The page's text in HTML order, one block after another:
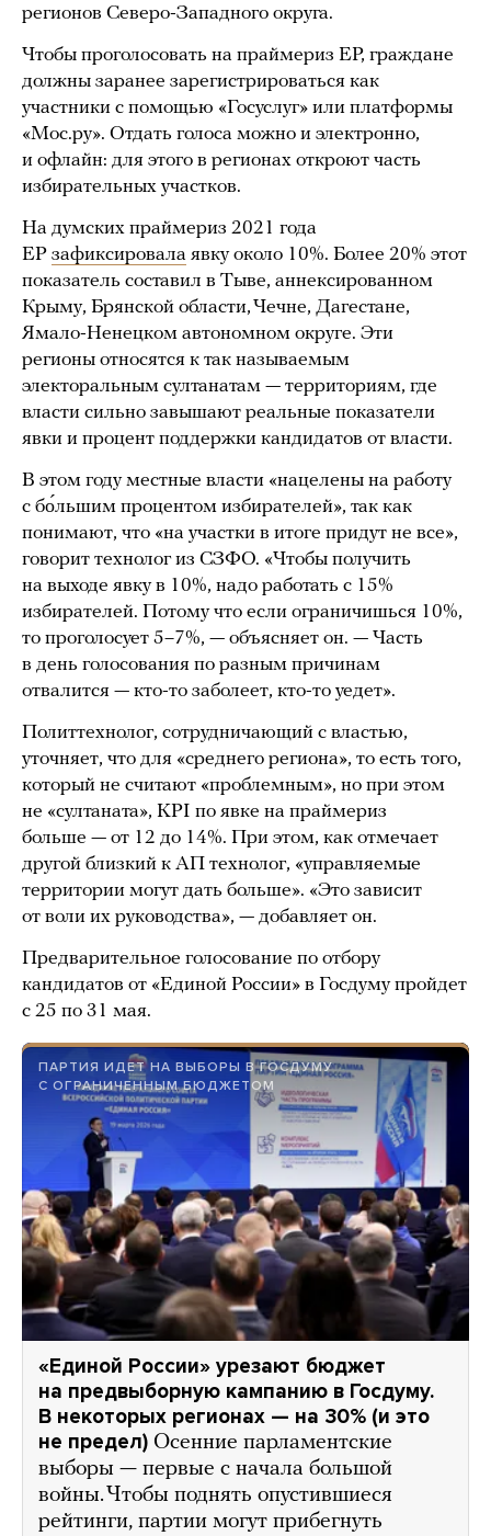
регионов Северо-Западного округа.
Чтобы проголосовать на праймериз ЕР, граждане
должны заранее зарегистрироваться как
участники с помощью «Госуслуг» или платформы
«Мос.ру». Отдать голоса можно и электронно,
и офлайн: для этого в регионах откроют часть
избирательных участков.
На думских праймериз 2021 года
ЕР зафиксировала явку около 10%. Более 20% этот
показатель составил в Тыве, аннексированном
Крыму, Брянской области, Чечне, Дагестане,
Ямало-Ненецком автономном округе. Эти
регионы относятся к так называемым
электоральным султанатам — территориям, где
власти сильно завышают реальные показатели
явки и процент поддержки кандидатов от власти.
В этом году местные власти «нацелены на работу
с бо́льшим процентом избирателей», так как
понимают, что «на участки в итоге придут не все»,
говорит технолог из СЗФО. «Чтобы получить
на выходе явку в 10%, надо работать с 15%
избирателей. Потому что если ограничишься 10%,
то проголосует 5–7%, — объясняет он. — Часть
в день голосования по разным причинам
отвалится — кто-то заболеет, кто-то уедет».
Политтехнолог, сотрудничающий с властью,
уточняет, что для «среднего региона», то есть того,
который не считают «проблемным», но при этом
не «султаната», KPI по явке на праймериз
больше — от 12 до 14%. При этом, как отмечает
другой близкий к АП технолог, «управляемые
территории могут дать больше». «Это зависит
от воли их руководства», — добавляет он.
Предварительное голосование по отбору
кандидатов от «Единой России» в Госдуму пройдет
с 25 по 31 мая.
ПАРТИЯ ИДЕТ НА ВЫБОРЫ В ГОСДУМУ
С ОГРАНИЧЕННЫМ БЮДЖЕТОМ
«Единой России» урезают бюджет
на предвыборную кампанию в Госдуму.
В некоторых регионах — на 30% (и это
не предел) Осенние парламентские
выборы — первые с начала большой
войны. Чтобы поднять опустившиеся
рейтинги, партии могут прибегнуть